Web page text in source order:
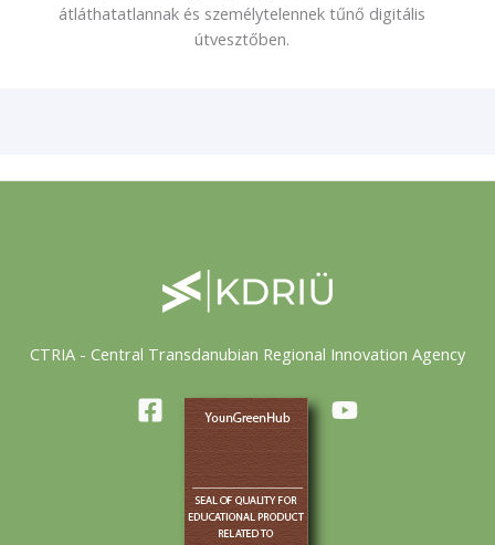
átláthatatlannak és személytelennek tűnő digitális
útvesztőben.
CTRIA - Central Transdanubian Regional Innovation Agency